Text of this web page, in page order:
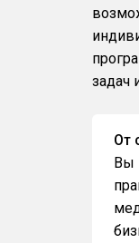
задач
От
Вы